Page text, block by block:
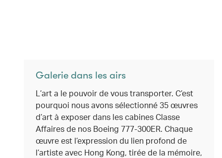
Galerie dans les airs
L’art a le pouvoir de vous transporter. C’est
pourquoi nous avons sélectionné 35 œuvres
d’art à exposer dans les cabines Classe
Affaires de nos Boeing 777-300ER. Chaque
œuvre est l’expression du lien profond de
l’artiste avec Hong Kong, tirée de la mémoire,